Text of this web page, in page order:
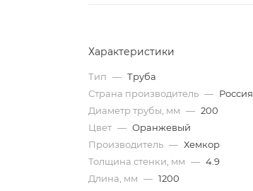
Характеристики
Тип — Труба
Страна производитель — Россия
Диаметр трубы, мм — 200
Цвет — Оранжевый
Производитель — Хемкор
Толщина стенки, мм — 4.9
Длина, мм — 1200